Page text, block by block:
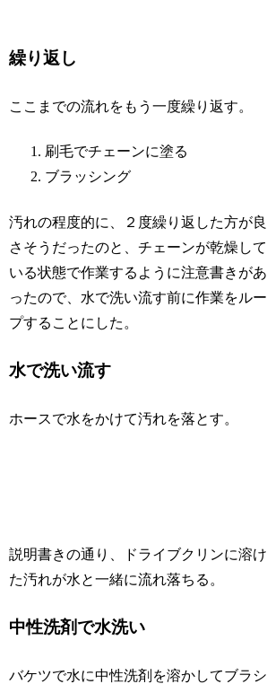
繰り返し
ここまでの流れをもう一度繰り返す。
刷毛でチェーンに塗る
ブラッシング
汚れの程度的に、２度繰り返した方が良
さそうだったのと、チェーンが乾燥して
いる状態で作業するように注意書きがあ
ったので、水で洗い流す前に作業をルー
プすることにした。
水で洗い流す
ホースで水をかけて汚れを落とす。
説明書きの通り、ドライブクリンに溶け
た汚れが水と一緒に流れ落ちる。
中性洗剤で水洗い
バケツで水に中性洗剤を溶かしてブラシ